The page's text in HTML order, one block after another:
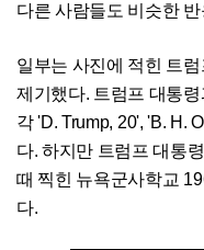
다른 사람들도 비슷한
일부는 사진에 적힌 트
제기했다. 트럼프 대통
각 'D. Trump, 20', 'B. H.
다. 하지만 트럼프 대통
때 찍힌 뉴욕군사학교
다.